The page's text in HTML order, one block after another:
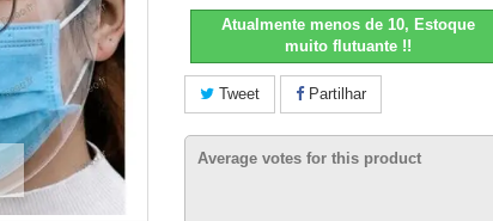
Atualmente menos de 10, Estoque
muito flutuante !!
Tweet Partilhar
Average votes for this product